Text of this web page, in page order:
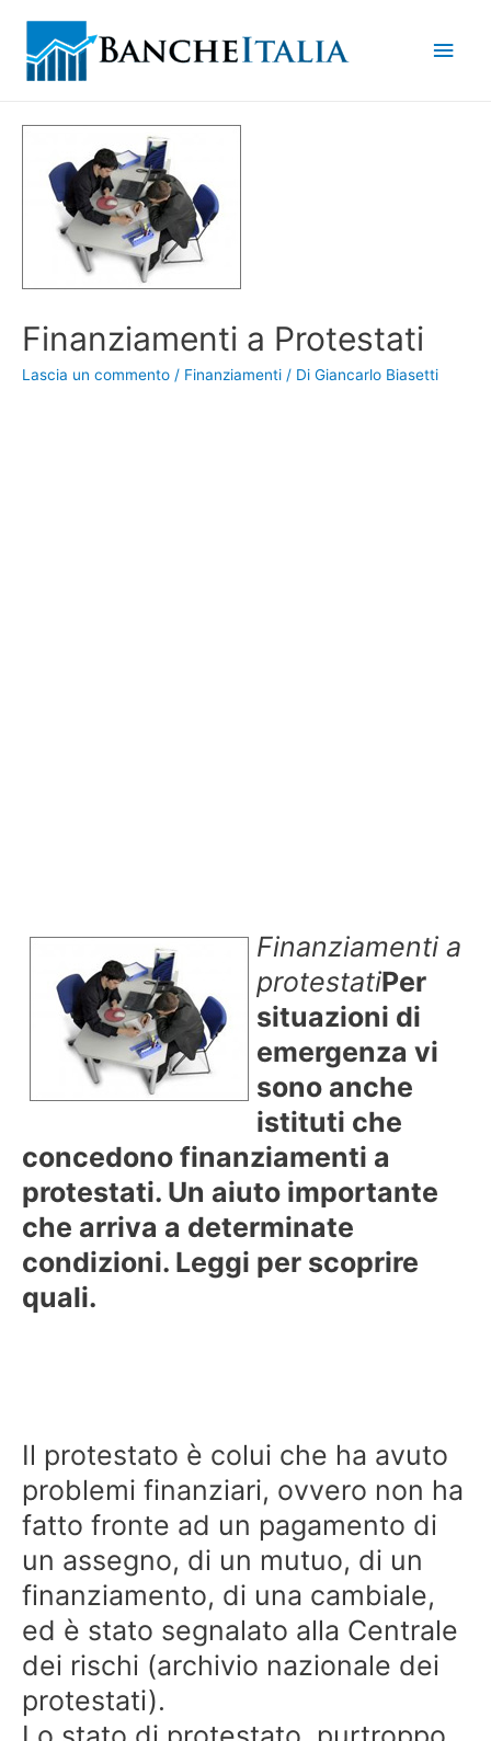
Finanziamenti a Protestati
Lascia un commento / Finanziamenti / Di Giancarlo Biasetti
Finanziamenti a
protestatiPer
situazioni di
emergenza vi
sono anche
istituti che
concedono finanziamenti a
protestati. Un aiuto importante
che arriva a determinate
condizioni. Leggi per scoprire
quali.
Il protestato è colui che ha avuto
problemi finanziari, ovvero non ha
fatto fronte ad un pagamento di
un assegno, di un mutuo, di un
finanziamento, di una cambiale,
ed è stato segnalato alla Centrale
dei rischi (archivio nazionale dei
protestati).